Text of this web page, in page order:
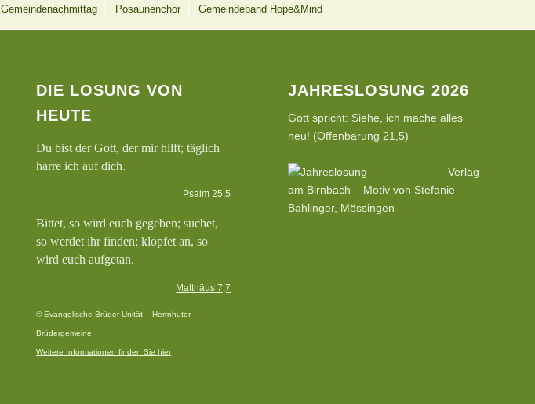
Gemeindenachmittag Posaunenchor Gemeindeband Hope&Mind
DIE LOSUNG VON
HEUTE
Du bist der Gott, der mir hilft; täglich
harre ich auf dich.
Psalm 25,5
Bittet, so wird euch gegeben; suchet,
so werdet ihr finden; klopfet an, so
wird euch aufgetan.
Matthäus 7,7
© Evangelische Brüder-Unität – Herrnhuter
Brüdergemeine
Weitere Informationen finden Sie hier
JAHRESLOSUNG 2026
Gott spricht: Siehe, ich mache alles
neu! (Offenbarung 21,5)
Verlag
am Birnbach – Motiv von Stefanie
Bahlinger, Mössingen